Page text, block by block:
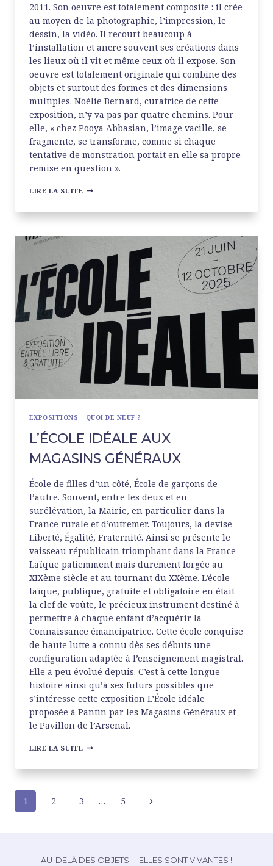
2011. Son oeuvre est totalement composite : il crée
au moyen de la photographie, l’impression, le
dessin, la vidéo. Il recourt beaucoup à
l’installation et ancre souvent ses créations dans
les lieux où il vit et même ceux où il expose. Son
oeuvre est totalement originale qui combine des
objets et surtout des formes et des dimensions
multiples. Noélie Bernard, curatrice de cette
exposition, n’y va pas par quatre chemins. Pour
elle, « chez Pooya Abbasian, l’image vacille, se
fragmente, se transforme, comme si chaque
tentative de monstration portait en elle sa propre
remise en question ».
LIRE LA SUITE POOYA
EXPOSITIONS | QUOI DE NEUF ?
L’ÉCOLE IDÉALE AUX
MAGASINS GÉNÉRAUX
École de filles d’un côté, École de garçons de
l’autre. Souvent, entre les deux et en
surélévation, la Mairie, en particulier dans la
France rurale et d’outremer. Toujours, la devise
Liberté, Égalité, Fraternité. Ainsi se présente le
vaisseau républicain triomphant dans la France
Laïque patiemment mais durement forgée au
XIXème siècle et au tournant du XXème. L’école
laïque, publique, gratuite et obligatoire en était
la clef de voûte, le précieux instrument destiné à
permettre à chaque enfant d’acquérir la
Connaissance émancipatrice. Cette école conquise
de haute lutte a connu dès ses débuts une
configuration adaptée à l’enseignement magistral.
Elle a peu évolué depuis. C’est à cette longue
histoire ainsi qu’à ses futurs possibles que
s’intéresse cette exposition L’École idéale
proposée à Pantin par les Magasins Généraux et
le Pavillon de l’Arsenal.
LIRE LA SUITE L’ÉCOLE
AUX
NAVIGATION
PAGE
1 2 3 … 5
Page
AU-DELÀ DES OBJETS ELLES SONT VIVANTES !